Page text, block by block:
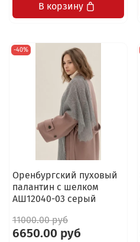
В корзину
-40%
Оренбургский пуховый
палантин с шелком
АШ12040-03 серый
11000.00 руб
6650.00 руб